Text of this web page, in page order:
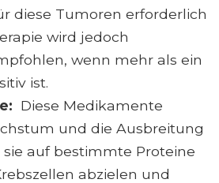
diese Tumoren erforderlich
wird jedoch
wenn mehr als ein
ist.
Diese Medikamente
und die Ausbreitung
auf bestimmte Proteine
abzielen und